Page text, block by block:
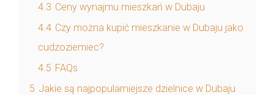
4.3 Ceny wynajmu mieszkań w Dubaju
4.4 Czy można kupić mieszkanie w Dubaju jako
cudzoziemiec?
4.5 FAQs
5 Jakie są najpopularniejsze dzielnice w Dubaju